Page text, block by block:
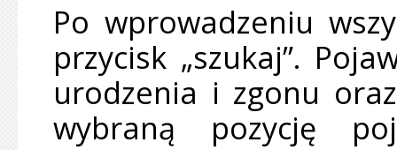
Po wprowadzeniu
przycisk „szukaj”.
urodzenia i zgonu
wybraną pozycję